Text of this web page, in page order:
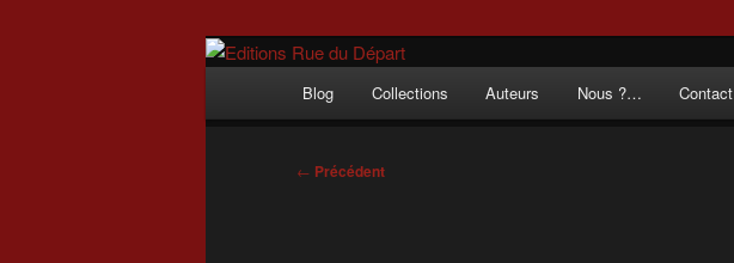
Editions Rue du Départ
Incitation au voyage, du roman noir au poème.
Blog Collections Auteurs Nous ?… Contact
Navigation
← Précédent